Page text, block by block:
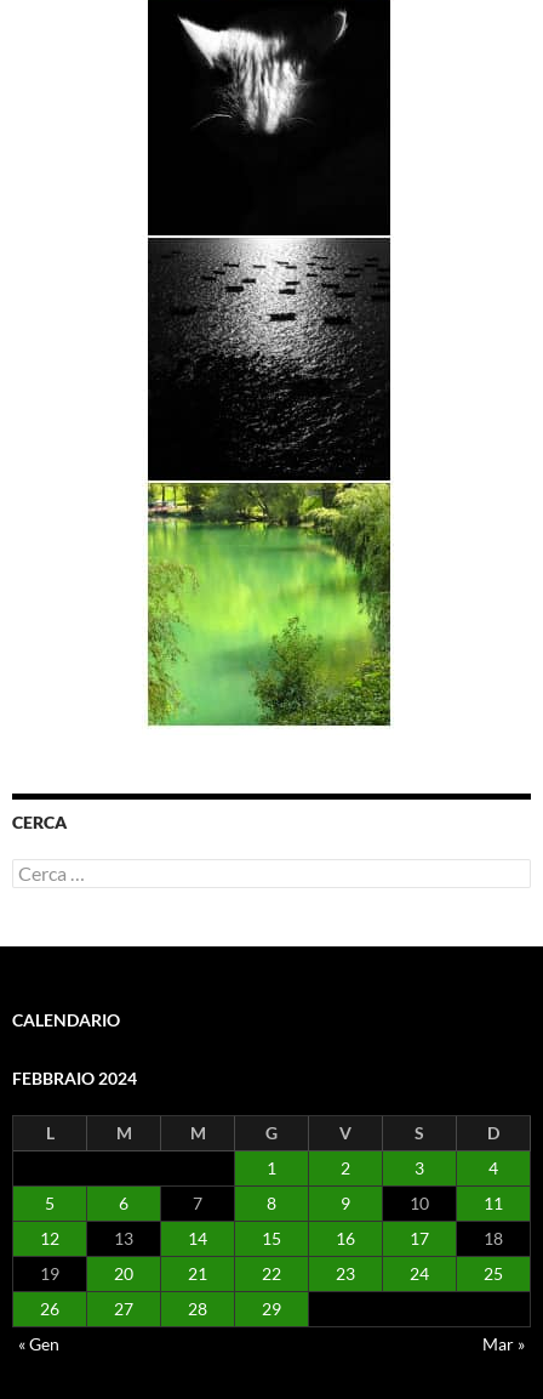
CERCA
Ricerca
per:
CALENDARIO
FEBBRAIO 2024
L M M G V S
D
1
2 3
4
5
6 7 8 9 10
11
12
13 14 15 16 17
18
19
20 21 22 23 24
25
26
27 28
29
« Gen
Mar »